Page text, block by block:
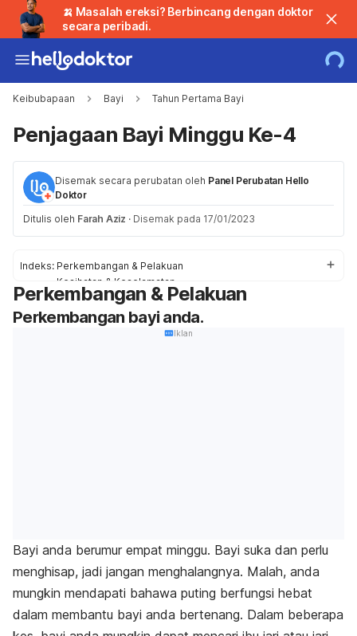
🍌 Masalah ereksi? Berbincang dengan doktor
secara peribadi.
Keibubapaan Bayi Tahun Pertama Bayi
Penjagaan Bayi Minggu Ke-4
Disemak secara perubatan oleh Panel Perubatan Hello
Doktor
Ditulis oleh Farah Aziz · Disemak pada 17/01/2023
Indeks: Perkembangan & Pelakuan
Kesihatan & Keselamatan
Kerisauan saya
Perkembangan & Pelakuan
Perkembangan bayi anda.
Iklan
Bayi anda berumur empat minggu. Bayi suka dan perlu
menghisap, jadi jangan menghalangnya. Malah, anda
mungkin mendapati bahawa puting berfungsi hebat
dalam membantu bayi anda bertenang. Dalam beberapa